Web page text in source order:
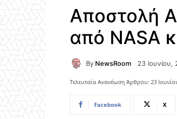
Αποστολή
από NASA
By NewsRoom 23 Ιουνίου,
Τελευταία Ανανέωση Άρθρου: 23
Facebook X